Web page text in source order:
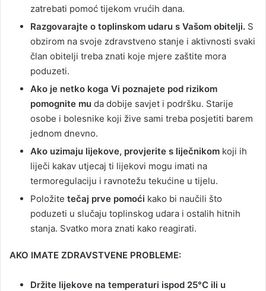
zatrebati pomoć tijekom vrućih dana.
Razgovarajte o toplinskom udaru s Vašom obitelji. S
obzirom na svoje zdravstveno stanje i aktivnosti svaki
član obitelji treba znati koje mjere zaštite mora
poduzeti.
Ako je netko koga Vi poznajete pod rizikom
pomognite mu da dobije savjet i podršku. Starije
osobe i bolesnike koji žive sami treba posjetiti barem
jednom dnevno.
Ako uzimaju lijekove, provjerite s liječnikom koji ih
liječi kakav utjecaj ti lijekovi mogu imati na
termoregulaciju i ravnotežu tekućine u tijelu.
Položite tečaj prve pomoći kako bi naučili što
poduzeti u slučaju toplinskog udara i ostalih hitnih
stanja. Svatko mora znati kako reagirati.
AKO IMATE ZDRAVSTVENE PROBLEME:
Držite lijekove na temperaturi ispod 25°C ili u